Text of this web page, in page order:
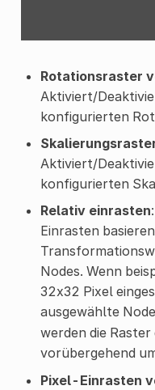
Rotationsraster
Aktiviert/
konfigurierten
Aktiviert/
konfigurierten
Relativ einrasten
Einrasten
Nodes. Wenn
32x32 Pixel
ausgewählte
werden die
vorübergehend
Pixel-Einrasten